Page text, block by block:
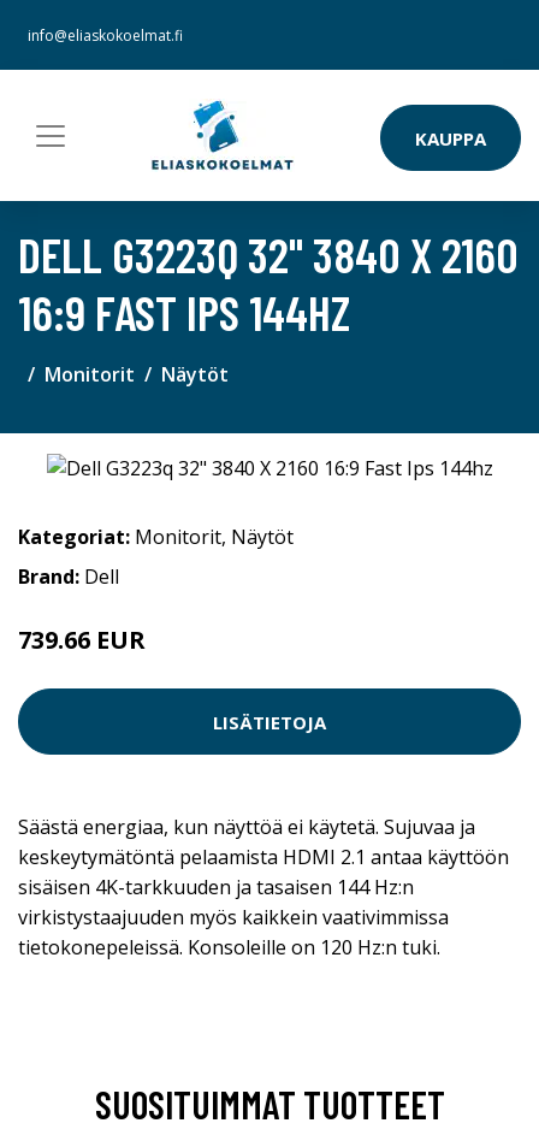
info@eliaskokoelmat.fi
KAUPPA
DELL G3223Q 32" 3840 X 2160
16:9 FAST IPS 144HZ
Monitorit Näytöt
Kategoriat: Monitorit, Näytöt
Brand: Dell
739.66 EUR
LISÄTIETOJA
Säästä energiaa, kun näyttöä ei käytetä. Sujuvaa ja
keskeytymätöntä pelaamista HDMI 2.1 antaa käyttöön
sisäisen 4K-tarkkuuden ja tasaisen 144 Hz:n
virkistystaajuuden myös kaikkein vaativimmissa
tietokonepeleissä. Konsoleille on 120 Hz:n tuki.
SUOSITUIMMAT TUOTTEET